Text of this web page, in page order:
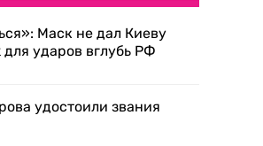
Маск не дал Киеву
для ударов вглубь РФ
удостоили звания